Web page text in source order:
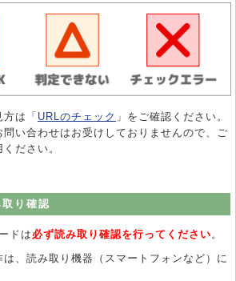
は「 URLのチェック 」をご確認ください。
い合わせはお受けしておりませんので、ご
ださい。
り確認
ドは 必ず読み取り確認を行ってください 。
、読み取り機器（スマートフォンなど）に